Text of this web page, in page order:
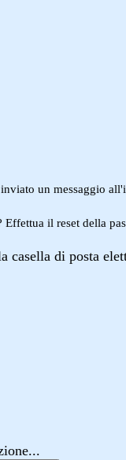
un messaggio
il reset della
casella di posta